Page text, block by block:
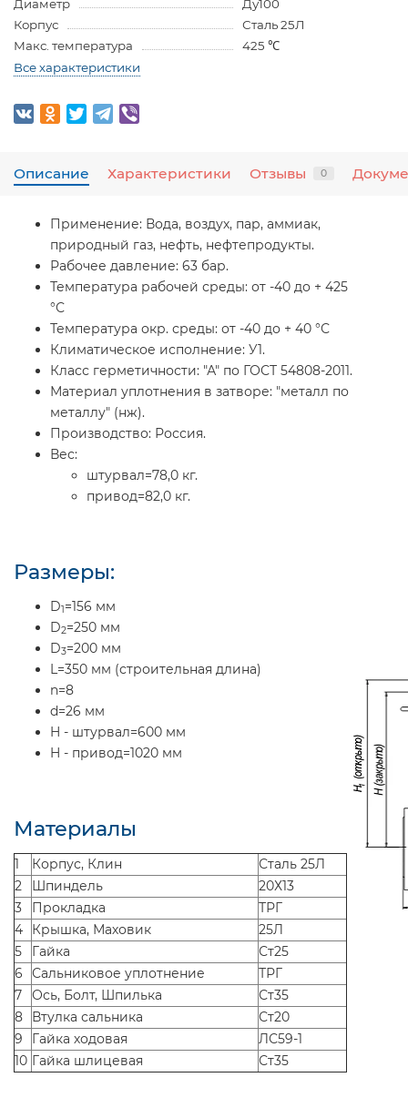
Диаметр
Ду100
Корпус
Сталь 25Л
Макс. температура
425 ℃
Все характеристики
Описание Характеристики Отзывы 0
Применение: Вода, воздух, пар, аммиак,
природный газ, нефть, нефтепродукты.
Рабочее давление: 63 бар.
Температура рабочей среды: от -40 до + 425
°С
Температура окр. среды: от -40 до + 40 °С
Климатическое исполнение: У1.
Класс герметичности: "А" по ГОСТ 54808-2011.
Материал уплотнения в затворе: "металл по
металлу" (нж).
Производство: Россия.
Вес:
штурвал=78,0 кг.
привод=82,0 кг.
Размеры:
D1 =156 мм
D2=250 мм
D3=200 мм
L=350 мм (строительная длина)
n=8
d=26 мм
H - штурвал=600 мм
H - привод=1020 мм
Материалы
1 Корпус, Клин
Сталь 25Л
2
Шпиндель
20Х13
3
Прокладка
ТРГ
4
Крышка, Маховик
25Л
5
Гайка
Ст25
6
Сальниковое уплотнение
ТРГ
7
Ось, Болт, Шпилька
Ст35
8
Втулка сальника
Ст20
9
Гайка ходовая
ЛС59-1
10 Гайка шлицевая Ст35